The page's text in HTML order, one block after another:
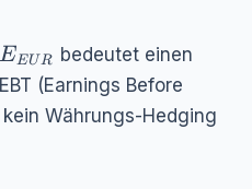
EEUR
bedeutet einen
(Earnings Before
Währungs-Hedging